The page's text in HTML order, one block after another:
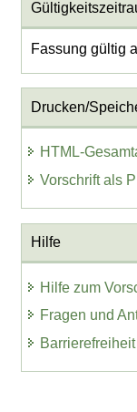
Fassung gültig
Drucken/
HTML-
Vorschrift als
Hilfe
Hilfe zum
Fragen und
Barrierefreiheit